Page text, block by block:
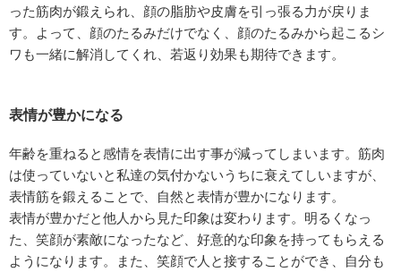
った筋肉が鍛えられ、顔の脂肪や皮膚を引っ張る力が戻りま
す。よって、顔のたるみだけでなく、顔のたるみから起こるシ
ワも一緒に解消してくれ、若返り効果も期待できます。
表情が豊かになる
年齢を重ねると感情を表情に出す事が減ってしまいます。筋肉
は使っていないと私達の気付かないうちに衰えてしいますが、
表情筋を鍛えることで、自然と表情が豊かになります。
表情が豊かだと他人から見た印象は変わります。明るくなっ
た、笑顔が素敵になったなど、好意的な印象を持ってもらえる
ようになります。また、笑顔で人と接することができ、自分も